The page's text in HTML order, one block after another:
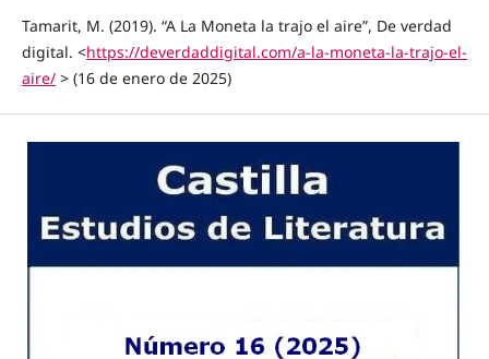
Tamarit, M. (2019). “A La Moneta la trajo el aire”, De verdad
digital. <https://deverdaddigital.com/a-la-moneta-la-trajo-el-
aire/> (16 de enero de 2025)